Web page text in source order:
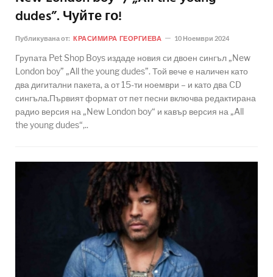
dudes”. Чуйте го!
Публикувана от: КРАСИМИРА ГЕОРГИЕВА 10 Ноември 2024
Групата Pet Shop Boys издаде новия си двоен сингъл „New
London boy” „All the young dudes”. Той вече е наличен като
два дигитални пакета, а от 15-ти ноември – и като два CD
сингъла.Първият формат от пет песни включва редактирана
радио версия на „New London boy“ и кавър версия на „All
the young dudes“,..